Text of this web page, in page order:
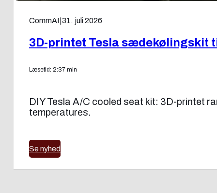
CommAI 31. juli 2026
3D-printet Tesla sædekølingskit
Læsetid: 2:37 min
DIY Tesla A/C cooled seat kit: 3D-printet
temperatures.
Se nyhed